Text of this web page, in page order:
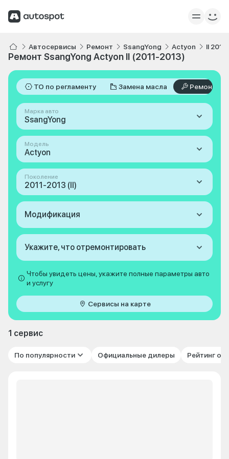
Автосервисы Ремонт SsangYong Actyon II
Ремонт SsangYong Actyon II (2011-2013)
ТО по регламенту Замена масла Ремонт
Марка авто
SsangYong
Модель
Actyon
Поколение
2011-2013 (II)
Модификация
Укажите, что отремонтировать
Чтобы увидеть цены, укажите полные параметры авто
и услугу
Сервисы на карте
1 сервис
По популярности Официальные дилеры Рейтинг